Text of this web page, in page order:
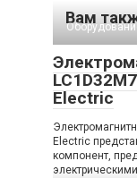
Вам
Electric
Electric
компонент,
электрическими